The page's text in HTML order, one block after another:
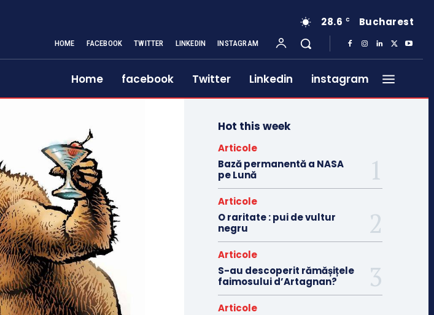
28.6 C Bucharest
HOME FACEBOOK TWITTER LINKEDIN INSTAGRAM
Home facebook Twitter Linkedin instagram
Hot this week
Articole
Bază permanentă a NASA
pe Lună
Articole
O raritate : pui de vultur
negru
Articole
S-au descoperit rămășițele
faimosului d’Artagnan?
Articole